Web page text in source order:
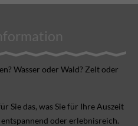
Wasser oder Wald? Zelt oder
Sie das, was Sie für Ihre Aus­zeit
oder erlebnis­reich.